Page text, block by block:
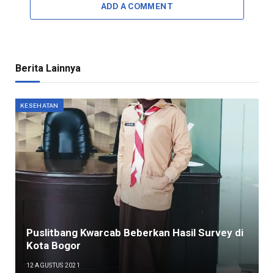
ADD A COMMENT
Berita Lainnya
KESEHATAN
Puslitbang Kwarcab Beberkan Hasil Survey di
Kota Bogor
12 AGUSTUS 2021